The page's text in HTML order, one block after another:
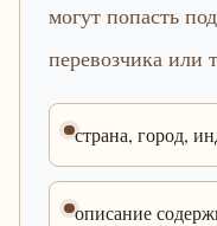
могут попасть
перевозчика или
страна, город,
описание